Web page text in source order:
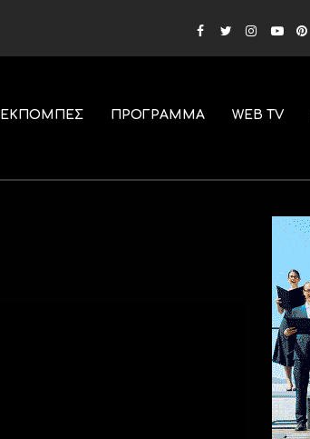
ΕΚΠΟΜΠΕΣ ΠΡΟΓΡΑΜΜΑ WEB TV